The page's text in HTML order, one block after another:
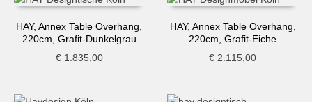
HAY, Annex Table Overhang,
220cm, Grafit-Dunkelgrau
€1.835,00
HAY, Annex Table Overhang,
220cm, Grafit-Eiche
€ 2.115,00